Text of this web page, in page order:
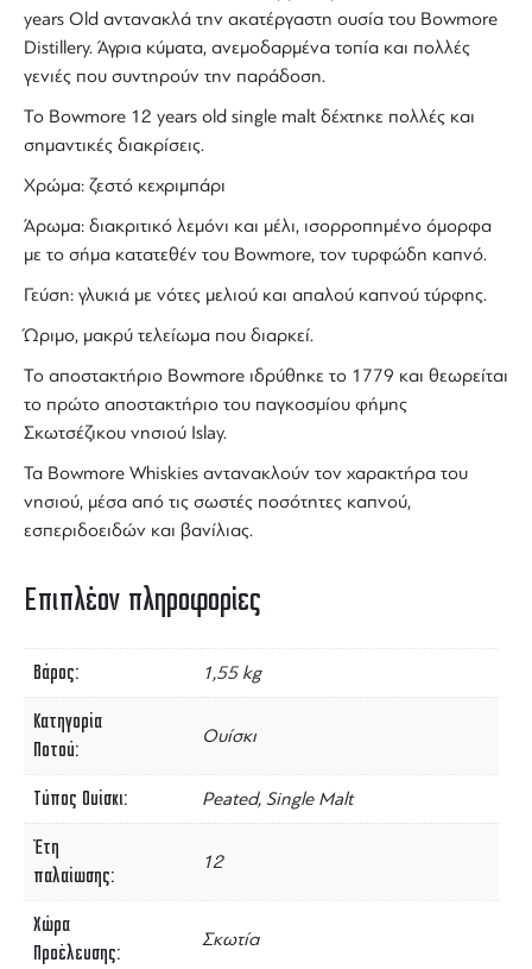
years Old αντανακλά την ακατέργαστη ουσία του Bowmore
Distillery. Άγρια κύματα, ανεμοδαρμένα τοπία και πολλές
γενιές που συντηρούν την παράδοση.
To Bowmore 12 years old single malt δέχτηκε πολλές και
σημαντικές διακρίσεις.
Χρώμα: ζεστό κεχριμπάρι
Άρωμα: διακριτικό λεμόνι και μέλι, ισορροπημένο όμορφα
με το σήμα κατατεθέν του Bowmore, τον τυρφώδη καπνό.
Γεύση: γλυκιά με νότες μελιού και απαλού καπνού τύρφης.
Ώριμο, μακρύ τελείωμα που διαρκεί.
Το αποστακτήριο Bowmore ιδρύθηκε το 1779 και θεωρείται
το πρώτο αποστακτήριο του παγκοσμίου φήμης
Σκωτσέζικου νησιού Islay.
Τα Βowmore Whiskies αντανακλούν τον χαρακτήρα του
νησιού, μέσα από τις σωστές ποσότητες καπνού,
εσπεριδοειδών και βανίλιας.
Επιπλέον πληροφορίες
Βάρος 1,55 kg
Κατηγορία
Ποτού
Ουίσκι
Τύπος Ουίσκι Peated, Single Malt
Έτη
παλαίωσης
12
Χώρα
Προέλευσης
Σκωτία